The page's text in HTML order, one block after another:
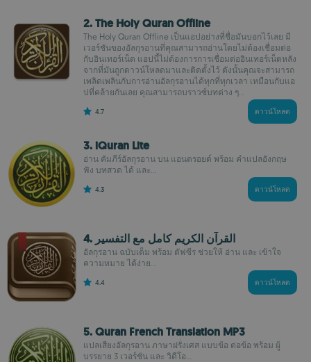
2. The Holy Quran Offline
The Holy Quran Offline เป็นแอปอย่างที่ชื่อมันบอกไว้เลย มี
เวอร์ชันของอัลกุรอานที่คุณสามารถอ่านโดยไม่ต้องเชื่อมต่อ
กับอินเทอร์เน็ต แอปนี้ไม่ต้องการการเชื่อมต่ออินเทอร์เน็ตหลัง
จากที่มันถูกดาวน์โหลดมาและติดตั้งไว้ ดังนั้นคุณจะสามารถ
เพลิดเพลินกับการอ่านอัลกุรอานได้ทุกที่ทุกเวลา เหมือนกับแอ
ปที่คล้ายกันเลย คุณสามารถบราวซ์บทต่าง ๆ...
4.7 ดาวน์โหลด
3. iQuran Lite
อ่าน คัมภีร์อัลกุรอาน บน แอนดรอยด์ พร้อม คำแปลอังกฤษ
ฟัง บทสวด ได้ และ...
4.3 ดาวน์โหลด
อัลกุรอาน ฉบับเต็ม พร้อม ตัฟซีร ช่วยให้ อ่าน และ เข้าใจ
ความหมาย ได้ง่าย...
4.4 ดาวน์โหลด
5. Quran French Translation MP3
แปลเสียงอัลกุรอาน ภาษาฝรั่งเศส แบบข้อ ต่อข้อ พร้อม ผู้
บรรยาย 3 เวอร์ชัน และ วิดีโอ...